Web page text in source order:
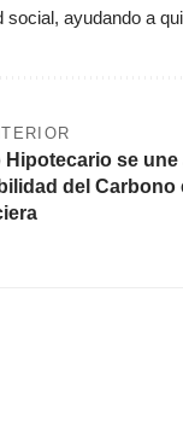
social, ayudando a
Hipotecario se une
del Carbono